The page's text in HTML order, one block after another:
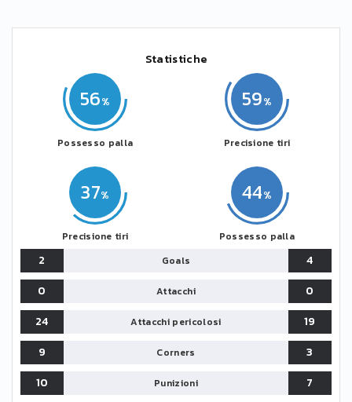
Statistiche
56
Possesso palla
37
Precisione tiri
44
Possesso palla
59
Precisione tiri
2 Goals
4
0
Attacchi
0
24
Attacchi pericolosi
19
9
Corners
3
10
Punizioni 7